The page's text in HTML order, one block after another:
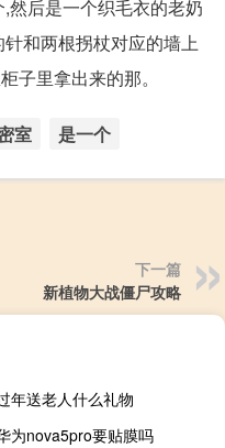
然后是一个织毛衣的老奶
和两根拐杖对应的墙上
子里拿出来的那。
室 是一个
下一篇
新植物大战僵尸攻略
年送老人什么礼物
为nova5pro要贴膜吗